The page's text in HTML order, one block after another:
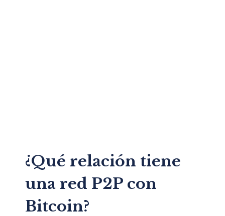
¿Qué relación tiene
una red P2P con
Bitcoin?